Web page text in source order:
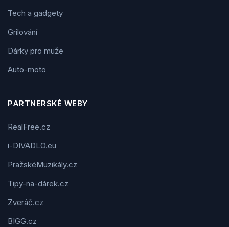
Tech a gadgety
Grilování
Dárky pro muže
Auto-moto
PARTNERSKÉ WEBY
RealFree.cz
i-DIVADLO.eu
PražskéMuzikály.cz
Tipy-na-dárek.cz
Zveráč.cz
BIGG.cz